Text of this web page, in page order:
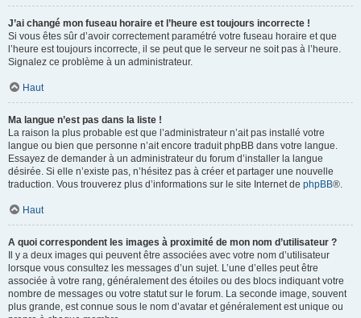
J’ai changé mon fuseau horaire et l’heure est toujours incorrecte !
Si vous êtes sûr d’avoir correctement paramétré votre fuseau horaire et que
l’heure est toujours incorrecte, il se peut que le serveur ne soit pas à l’heure.
Signalez ce problème à un administrateur.
Haut
Ma langue n’est pas dans la liste !
La raison la plus probable est que l’administrateur n’ait pas installé votre
langue ou bien que personne n’ait encore traduit phpBB dans votre langue.
Essayez de demander à un administrateur du forum d’installer la langue
désirée. Si elle n’existe pas, n’hésitez pas à créer et partager une nouvelle
traduction. Vous trouverez plus d’informations sur le site Internet de phpBB®.
Haut
A quoi correspondent les images à proximité de mon nom d’utilisateur ?
Il y a deux images qui peuvent être associées avec votre nom d’utilisateur
lorsque vous consultez les messages d’un sujet. L’une d’elles peut être
associée à votre rang, généralement des étoiles ou des blocs indiquant votre
nombre de messages ou votre statut sur le forum. La seconde image, souvent
plus grande, est connue sous le nom d’avatar et généralement est unique ou